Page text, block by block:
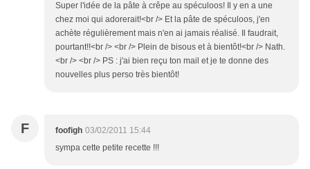
Super l'idée de la pâte à crêpe au spéculoos! Il y en a une
chez moi qui adorerait!<br /> Et la pâte de spéculoos, j'en
achète régulièrement mais n'en ai jamais réalisé. Il faudrait,
pourtant!!<br /> <br /> Plein de bisous et à bientôt!<br /> Nath.
<br /> <br /> PS : j'ai bien reçu ton mail et je te donne des
nouvelles plus perso très bientôt!
F foofigh 03/02/2011 15:44
sympa cette petite recette !!!